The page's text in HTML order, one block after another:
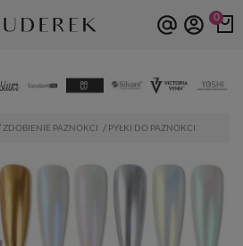
0
ZDOBIENIE PAZNOKCI PYŁKI DO PAZNOKCI